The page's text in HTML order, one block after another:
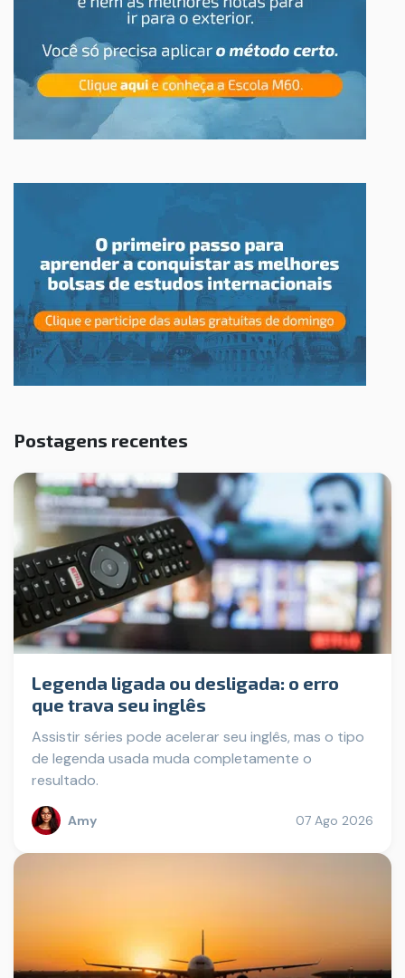
Postagens recentes
Legenda ligada ou desligada: o erro
que trava seu inglês
Assistir séries pode acelerar seu inglês, mas o tipo
de legenda usada muda completamente o
resultado.
Amy 07 Ago 2026